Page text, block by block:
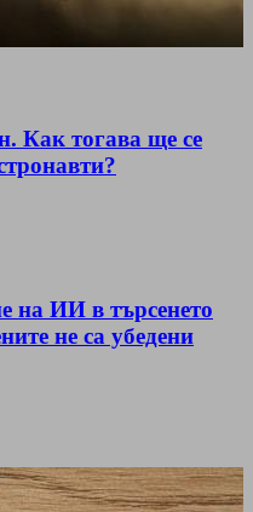
Как тогава ще се
на ИИ в търсенето
не са убедени